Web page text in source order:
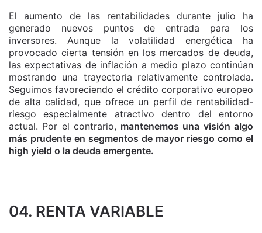
El aumento de las rentabilidades durante julio ha
generado nuevos puntos de entrada para los
inversores. Aunque la volatilidad energética ha
provocado cierta tensión en los mercados de deuda,
las expectativas de inflación a medio plazo continúan
mostrando una trayectoria relativamente controlada.
Seguimos favoreciendo el crédito corporativo europeo
de alta calidad, que ofrece un perfil de rentabilidad-
riesgo especialmente atractivo dentro del entorno
actual. Por el contrario, mantenemos una visión algo
más prudente en segmentos de mayor riesgo como el
high yield o la deuda emergente.
04. RENTA VARIABLE